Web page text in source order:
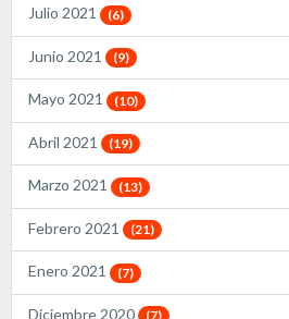
Julio 2021 (6)
Junio 2021 (9)
Mayo 2021 (10)
Abril 2021 (19)
Marzo 2021 (13)
Febrero 2021 (21)
Enero 2021 (7)
Diciembre 2020 (7)